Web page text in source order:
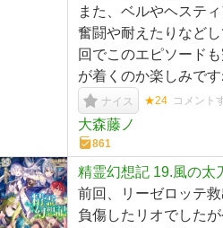
また、ベルやヘステ
奮闘や耐えたりなど
回でこのエピソード
が着くのか楽しみです
ナイス ★24 コメント
大森藤ノ
861
精霊幻想記 19.風の太
前回、リーゼロッテ
負傷したリオでした